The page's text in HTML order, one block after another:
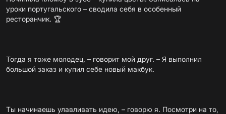
уроки португальского – сводила себя в особенный
ресторанчик. 🏆
Тогда я тоже молодец, – говорит мой друг. – Я выполнил
большой заказ и купил себе новый макбук.
Ты начинаешь улавливать идею, – говорю я. Посмотри на то,